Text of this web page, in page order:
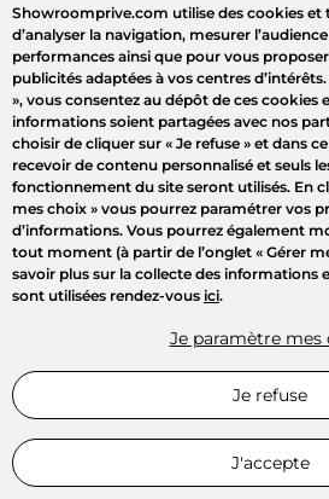
Showroomprive.com utilise des cookies et
d’analyser la navigation, mesurer
performances ainsi que pour vous
publicités adaptées à vos centres
», vous consentez au dépôt de ces cookies
informations soient partagées avec nos
choisir de cliquer sur « Je refuse » et dans
recevoir de contenu personnalisé et seuls
fonctionnement du site seront utilisés. En
mes choix » vous pourrez paramétrer vos
d’informations. Vous pourrez également
tout moment (à partir de l’onglet « Gérer
savoir plus sur la collecte des informations
sont utilisées rendez-vous ici.
Je paramètre mes
Je refuse
J'accepte
Connectez-vous pour
de toutes les ventes
Connexion